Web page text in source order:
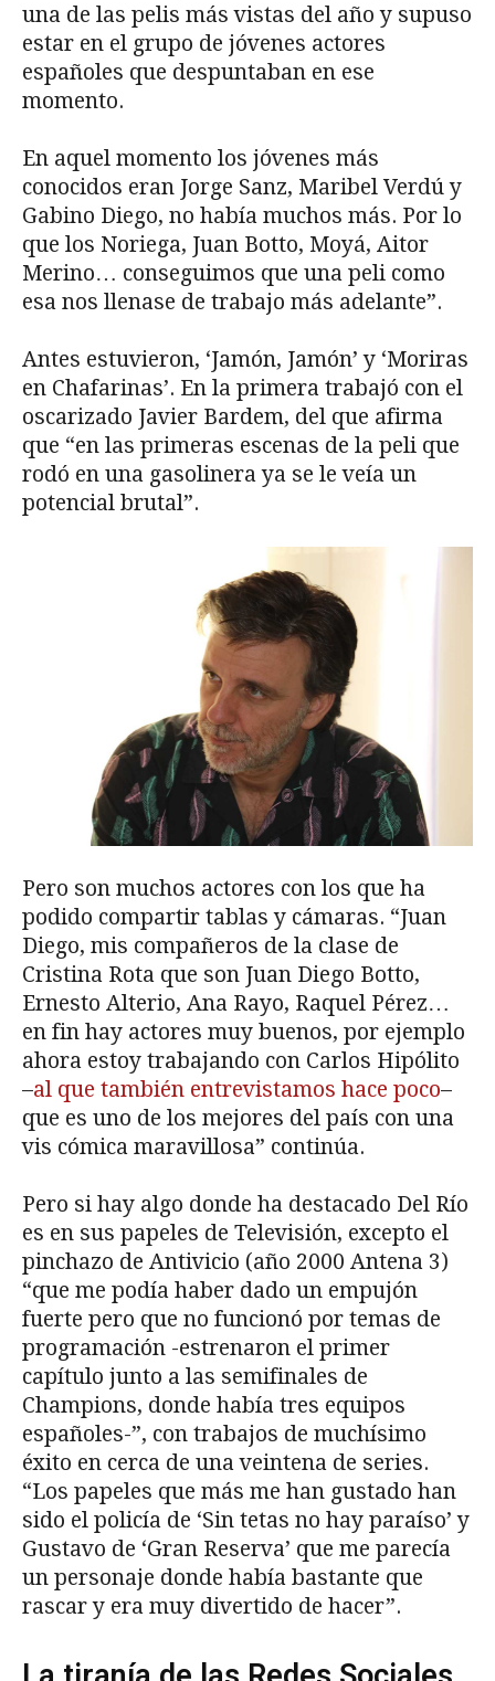
una de las pelis más vistas del año y supuso
estar en el grupo de jóvenes actores
españoles que despuntaban en ese
momento.
En aquel momento los jóvenes más
conocidos eran Jorge Sanz, Maribel Verdú y
Gabino Diego, no había muchos más. Por lo
que los Noriega, Juan Botto, Moyá, Aitor
Merino… conseguimos que una peli como
esa nos llenase de trabajo más adelante”.
Antes estuvieron, ‘Jamón, Jamón’ y ‘Moriras
en Chafarinas’. En la primera trabajó con el
oscarizado Javier Bardem, del que afirma
que “en las primeras escenas de la peli que
rodó en una gasolinera ya se le veía un
potencial brutal”.
Pero son muchos actores con los que ha
podido compartir tablas y cámaras. “Juan
Diego, mis compañeros de la clase de
Cristina Rota que son Juan Diego Botto,
Ernesto Alterio, Ana Rayo, Raquel Pérez…
en fin hay actores muy buenos, por ejemplo
ahora estoy trabajando con Carlos Hipólito
–al que también entrevistamos hace poco–
que es uno de los mejores del país con una
vis cómica maravillosa” continúa.
Pero si hay algo donde ha destacado Del Río
es en sus papeles de Televisión, excepto el
pinchazo de Antivicio (año 2000 Antena 3)
“que me podía haber dado un empujón
fuerte pero que no funcionó por temas de
programación -estrenaron el primer
capítulo junto a las semifinales de
Champions, donde había tres equipos
españoles-”, con trabajos de muchísimo
éxito en cerca de una veintena de series.
“Los papeles que más me han gustado han
sido el policía de ‘Sin tetas no hay paraíso’ y
Gustavo de ‘Gran Reserva’ que me parecía
un personaje donde había bastante que
rascar y era muy divertido de hacer”.